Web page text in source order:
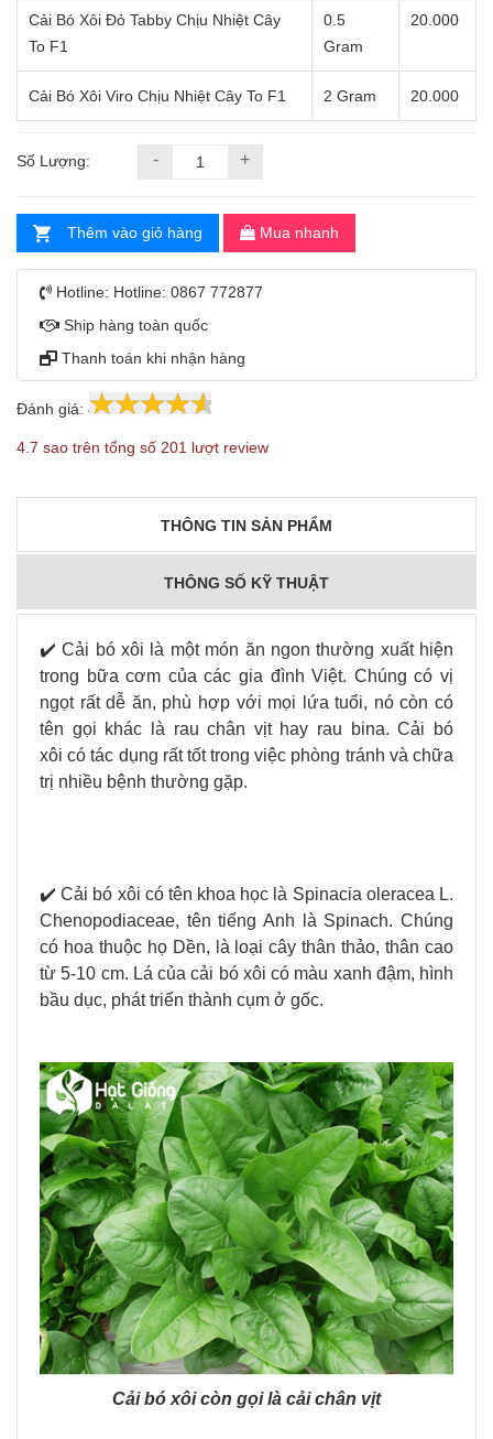
Cải Bó Xôi Đỏ Tabby Chịu Nhiệt Cây
To F1
0.5
Gram
20.000
Cải Bó Xôi Viro Chịu Nhiệt Cây To F1 2 Gram 20.000
Số Lượng: - +
Thêm vào giỏ hàng Mua nhanh
Hotline: Hotline: 0867 772877
Ship hàng toàn quốc
Thanh toán khi nhận hàng
Đánh giá: 4.7 201
4.7 sao trên tổng số 201 lượt review
THÔNG TIN SẢN PHẨM
THÔNG SỐ KỸ THUẬT
✔️ Cải bó xôi là một món ăn ngon thường xuất hiện
trong bữa cơm của các gia đình Việt. Chúng có vị
ngọt rất dễ ăn, phù hợp với mọi lứa tuổi, nó còn có
tên gọi khác là rau chân vịt hay rau bina. Cải bó
xôi có tác dụng rất tốt trong việc phòng tránh và chữa
trị nhiều bệnh thường gặp.
✔️ Cải bó xôi có tên khoa học là Spinacia oleracea L.
Chenopodiaceae, tên tiếng Anh là Spinach. Chúng
có hoa thuộc họ Dền, là loại cây thân thảo, thân cao
từ 5-10 cm. Lá của cải bó xôi có màu xanh đậm, hình
bầu dục, phát triển thành cụm ở gốc.
Cải bó xôi còn gọi là cải chân vịt